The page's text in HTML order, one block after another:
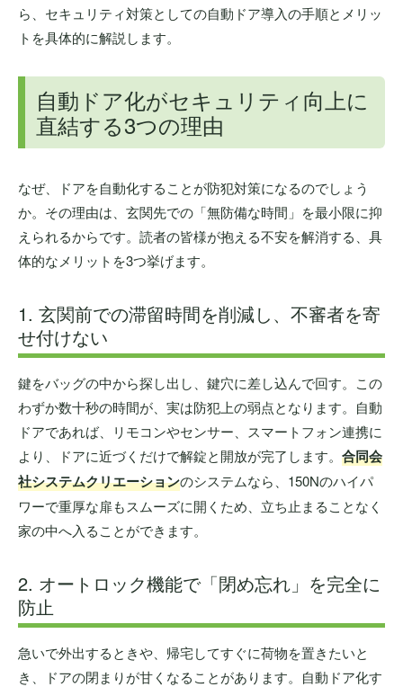
ら、セキュリティ対策としての自動ドア導入の手順とメリッ
トを具体的に解説します。
自動ドア化がセキュリティ向上に
直結する3つの理由
なぜ、ドアを自動化することが防犯対策になるのでしょう
か。その理由は、玄関先での「無防備な時間」を最小限に抑
えられるからです。読者の皆様が抱える不安を解消する、具
体的なメリットを3つ挙げます。
1. 玄関前での滞留時間を削減し、不審者を寄
せ付けない
鍵をバッグの中から探し出し、鍵穴に差し込んで回す。この
わずか数十秒の時間が、実は防犯上の弱点となります。自動
ドアであれば、リモコンやセンサー、スマートフォン連携に
より、ドアに近づくだけで解錠と開放が完了します。 合同会
社システムクリエーションのシステムなら、150Nのハイパ
ワーで重厚な扉もスムーズに開くため、立ち止まることなく
家の中へ入ることができます。
2. オートロック機能で「閉め忘れ」を完全に
防止
急いで外出するときや、帰宅してすぐに荷物を置きたいと
き、ドアの閉まりが甘くなることがあります。自動ドア化す